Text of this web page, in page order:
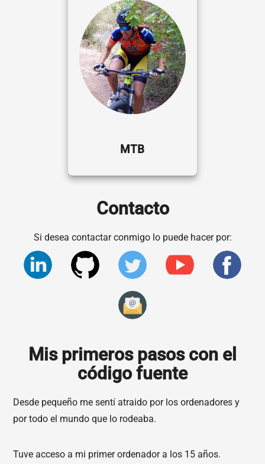
MTB
Contacto
Si desea contactar conmigo lo puede hacer por:
Mis primeros pasos con el
código fuente
Desde pequeño me sentí atraido por los ordenadores y
por todo el mundo que lo rodeaba.
Tuve acceso a mi primer ordenador a los 15 años.